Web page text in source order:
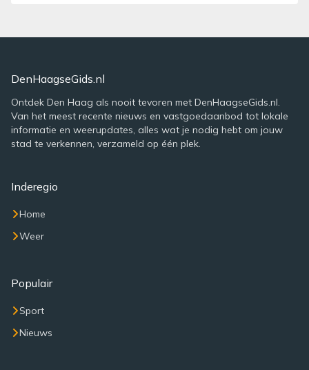
DenHaagseGids.nl
Ontdek Den Haag als nooit tevoren met DenHaagseGids.nl.
Van het meest recente nieuws en vastgoedaanbod tot lokale
informatie en weerupdates, alles wat je nodig hebt om jouw
stad te verkennen, verzameld op één plek.
Inderegio
Home
Weer
Populair
Sport
Nieuws